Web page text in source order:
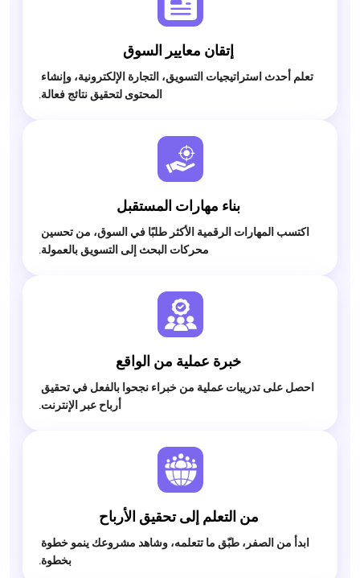
تعلم أحدث استراتيجيات التسويق، التجارة الإلكترونية، وإنشاء
المحتوى لتحقيق نتائج فعالة.
اكتسب المهارات الرقمية الأكثر طلبًا في السوق، من تحسين
محركات البحث إلى التسويق بالعمولة.
احصل على تدريبات عملية من خبراء نجحوا بالفعل في تحقيق
أرباح عبر الإنترنت.
ابدأ من الصفر، طبّق ما تتعلمه، وشاهد مشروعك ينمو خطوة
بخطوة.